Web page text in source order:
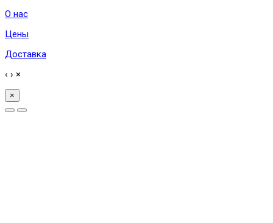
О нас
Цены
Доставка
‹ › ×
×